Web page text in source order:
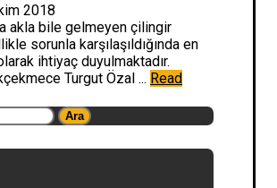
2018
akla bile gelmeyen çilingir
sorunla karşılaşıldığında en
ihtiyaç duyulmaktadır.
Turgut Özal ... Read